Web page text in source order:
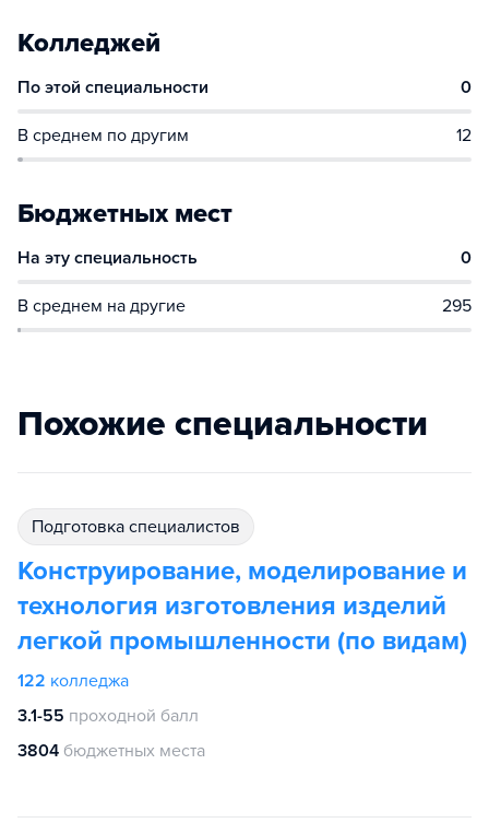
Колледжей
По этой специальности 0
В среднем по другим 12
Бюджетных мест
На эту специальность 0
В среднем на другие 295
Похожие специальности
подготовка специалистов
Конструирование, моделирование и
технология изготовления изделий
легкой промышленности (по видам)
122 колледжа
3.1-55 проходной балл
3804 бюджетных места